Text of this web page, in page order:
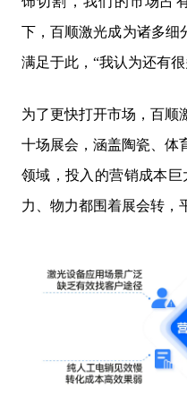
下，百顺激光成为诸多细
满足于此，“我认为还有很
为了更快打开市场，百顺
十场展会，涵盖陶瓷、体
领域，投入的营销成本
力、物力都围着展会转，